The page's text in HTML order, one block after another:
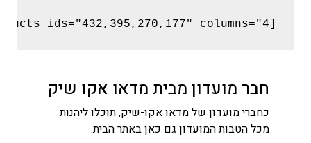
חבר מועדון מבית מדאו אקו שיק
כחברי מועדון של מדאו אקו-שיק, תוכלו ליהנות
מכל הטבות המועדון גם כאן באתר הבית.